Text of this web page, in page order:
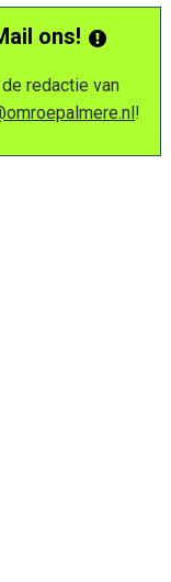
ons!
redactie van
!